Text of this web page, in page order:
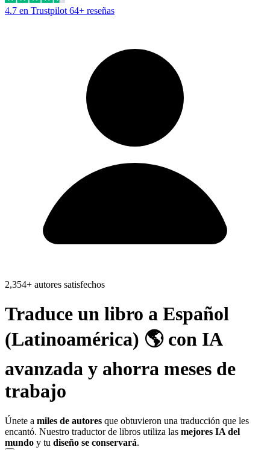
4.7 en Trustpilot 64+ reseñas
2,354+ autores satisfechos
Traduce un libro a Español
(Latinoamérica) 🌎con IA
avanzada y ahorra meses de
trabajo
Únete a miles de autores que obtuvieron una traducción que les
encantó. Nuestro traductor de libros utiliza las mejores IA del
mundo y tu diseño se conservará.